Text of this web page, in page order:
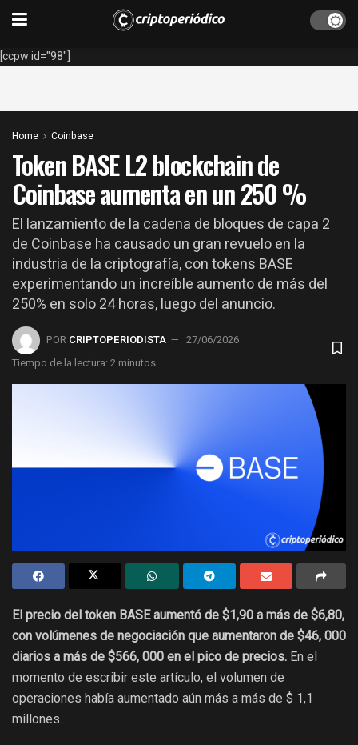
[ccpw id="98"]
Home Coinbase
Token BASE L2 blockchain de
Coinbase aumenta en un 250 %
El lanzamiento de la cadena de bloques de capa 2
de Coinbase ha causado un gran revuelo en la
industria de la criptografía, con tokens BASE
experimentando un increíble aumento de más del
250% en solo 24 horas, luego del anuncio.
POR CRIPTOPERIODISTA
27/06/2026
Tiempo de la lectura: 2 minutos
El precio del token BASE aumentó de $1,90 a más de $6,80,
con volúmenes de negociación que aumentaron de $46, 000
diarios a más de $566, 000 en el pico de precios. En el
momento de escribir este artículo, el volumen de
operaciones había aumentado aún más a más de $ 1,1
millones.